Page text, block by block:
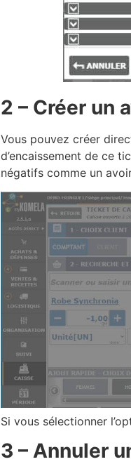
2 – Créer un
Vous pouvez créer
d’encaissement de ce
négatifs comme un
Si vous sélectionner
3 – Annuler